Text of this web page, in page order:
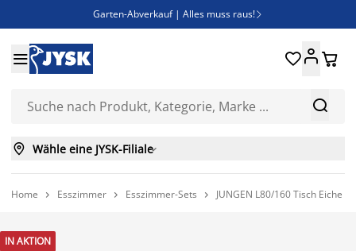
Garten-Abverkauf | Alles muss raus! 
Bist du Unternehmer? Entdecke JYSK-B2B
Esszimmerstuhl ADSLEV um nur 40€


 
 Wähle eine JYSK-Filiale
Home  Esszimmer  Esszimmer-Sets  JUNGEN L80/160 Tisch Eiche
IN AKTION